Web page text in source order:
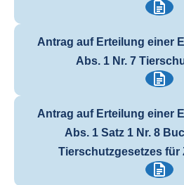
Antrag auf Erteilung einer
Abs. 1 Nr. 7
Antrag auf Erteilung einer
Abs. 1 Satz 1 Nr. 8
Tierschutzgesetzes für